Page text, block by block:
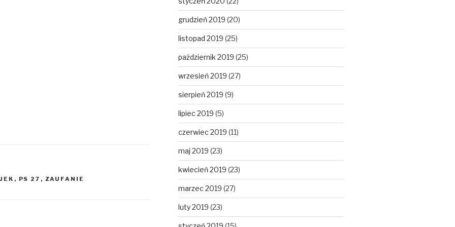
, PS 27 , ZAUFANIE
grudzień 2019 (20)
listopad 2019 (25)
październik 2019 (25)
wrzesień 2019 (27)
sierpień 2019 (9)
lipiec 2019 (5)
czerwiec 2019 (11)
maj 2019 (23)
kwiecień 2019 (23)
marzec 2019 (27)
luty 2019 (23)